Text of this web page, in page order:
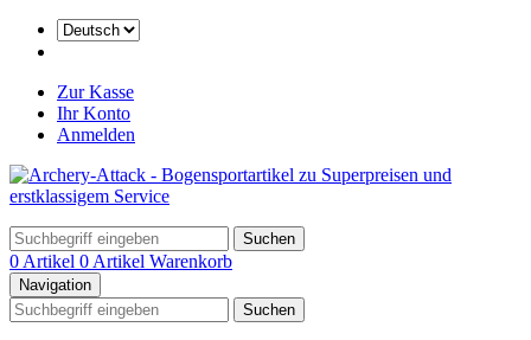
Zur Kasse
Ihr Konto
Anmelden
Suchen
0 Artikel 0 Artikel Warenkorb
Navigation
Suchen